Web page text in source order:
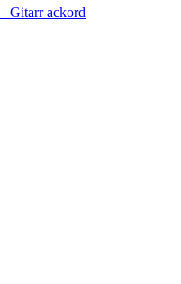
Gitarr ackord